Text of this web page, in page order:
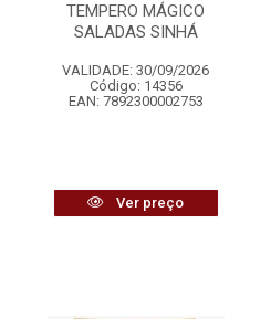
TEMPERO MÁGICO
SALADAS SINHÁ
VALIDADE: 30/09/2026
Código: 14356
EAN: 7892300002753
Ver preço